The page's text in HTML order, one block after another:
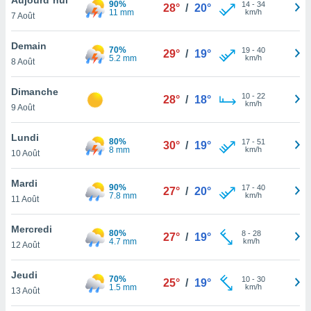
et
»,
au
vous
qu'ils
ou
le
ainsi
un
la
du
7 Août
90%
11 mm
28° / 20° 14- 34
km/h
Demain
8 Août
70%
5.2 mm
29° / 19° 19- 40
km/h
Dimanche
9 Août
28° / 18° 10- 22
km/h
Lundi
10 Août
80%
8 mm
30° / 19° 17- 51
km/h
Mardi
11 Août
90%
7.8 mm
27° / 20° 17- 40
km/h
Mercredi
12 Août
80%
4.7 mm
27° / 19° 8- 28
km/h
Jeudi
13 Août
70%
1.5 mm
25° / 19° 10- 30
km/h